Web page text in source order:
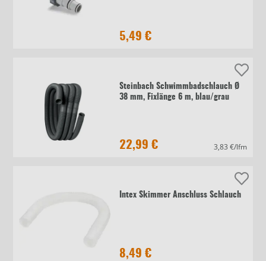
5,49 €
Steinbach Schwimmbadschlauch Ø
38 mm, Fixlänge 6 m, blau/grau
22,99 € 3,83 €/lfm
Intex Skimmer Anschluss Schlauch
8,49 €